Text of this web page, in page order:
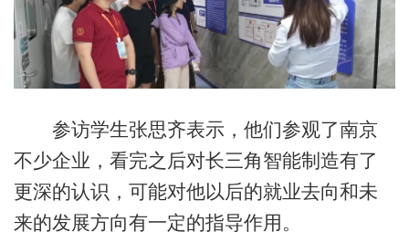
参访学生张思齐表示，他们参观了南京
不少企业，看完之后对长三角智能制造有了
更深的认识，可能对他以后的就业去向和未
来的发展方向有一定的指导作用。